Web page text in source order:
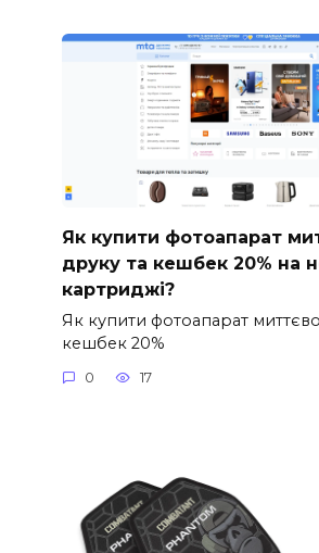
Як купити фотоапарат
друку та кешбек 20% на
картриджі?
Як купити фотоапарат
кешбек 20%
0 17